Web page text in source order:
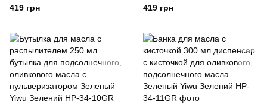
крышкой 500 мл бутылка для
419 грн
крышкой 500 мл бутылка для
419 грн